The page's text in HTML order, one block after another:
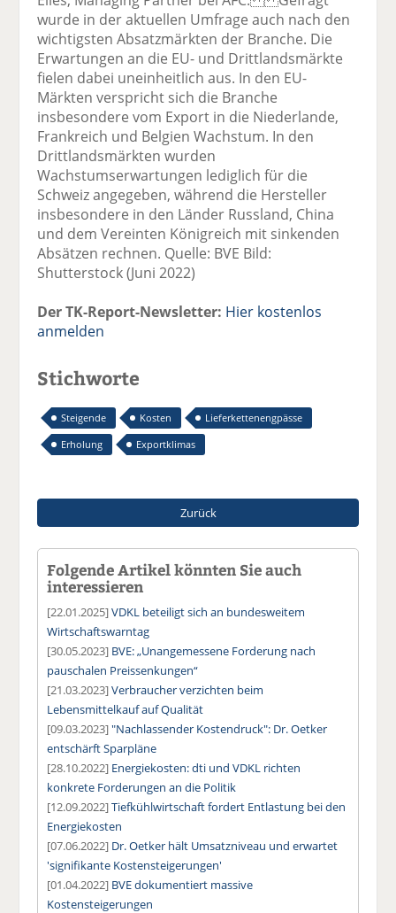
wurde in der aktuellen Umfrage auch nach den
wichtigsten Absatzmärkten der Branche. Die
Erwartungen an die EU- und Drittlandsmärkte
fielen dabei uneinheitlich aus. In den EU-
Märkten verspricht sich die Branche
insbesondere vom Export in die Niederlande,
Frankreich und Belgien Wachstum. In den
Drittlandsmärkten wurden
Wachstumserwartungen lediglich für die
Schweiz angegeben, während die Hersteller
insbesondere in den Länder Russland, China
und dem Vereinten Königreich mit sinkenden
Absätzen rechnen. Quelle: BVE Bild:
Shutterstock (Juni 2022)
Der TK-Report-Newsletter: Hier kostenlos
anmelden
Stichworte
Steigende Kosten
Lieferkettenengpässe
Erholung
Exportklimas
Zurück
Folgende Artikel könnten Sie auch
interessieren
[22.01.2025]VDKL beteiligt sich an bundesweitem
Wirtschaftswarntag
[30.05.2023] BVE: „Unangemessene Forderung nach
pauschalen Preissenkungen“
[21.03.2023]Verbraucher verzichten beim
Lebensmittelkauf auf Qualität
[09.03.2023]"Nachlassender Kostendruck": Dr. Oetker
entschärft Sparpläne
[28.10.2022] Energiekosten: dti und VDKL richten
konkrete Forderungen an die Politik
[12.09.2022]Tiefkühlwirtschaft fordert Entlastung bei den
Energiekosten
[07.06.2022] Dr. Oetker hält Umsatzniveau und erwartet
'signifikante Kostensteigerungen'
[01.04.2022] BVE dokumentiert massive
Kostensteigerungen